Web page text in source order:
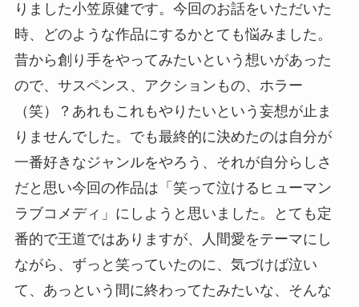
りました小笠原健です。今回のお話をいただいた
時、どのような作品にするかとても悩みました。
昔から創り手をやってみたいという想いがあった
ので、サスペンス、アクションもの、ホラー
（笑）？あれもこれもやりたいという妄想が止ま
りませんでした。でも最終的に決めたのは自分が
一番好きなジャンルをやろう、それが自分らしさ
だと思い今回の作品は「笑って泣けるヒューマン
ラブコメディ」にしようと思いました。とても定
番的で王道ではありますが、人間愛をテーマにし
ながら、ずっと笑っていたのに、気づけば泣い
て、あっという間に終わってたみたいな、そんな